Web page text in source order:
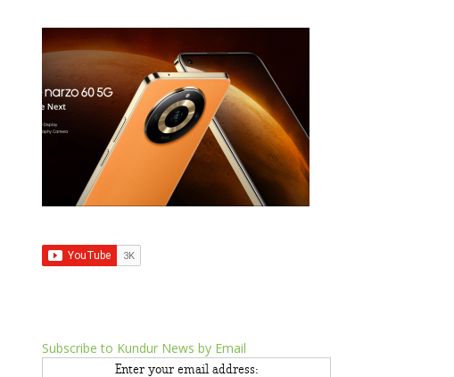
Subscribe to Kundur News by Email
Enter your email address: